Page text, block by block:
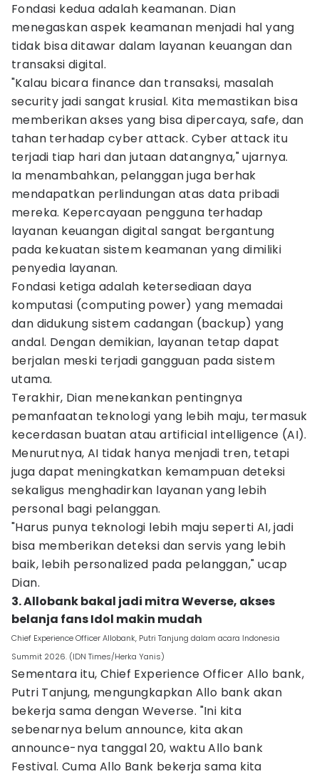
Fondasi kedua adalah keamanan. Dian
menegaskan aspek keamanan menjadi hal yang
tidak bisa ditawar dalam layanan keuangan dan
transaksi digital.
"Kalau bicara finance dan transaksi, masalah
security jadi sangat krusial. Kita memastikan bisa
memberikan akses yang bisa dipercaya, safe, dan
tahan terhadap cyber attack. Cyber attack itu
terjadi tiap hari dan jutaan datangnya," ujarnya.
Ia menambahkan, pelanggan juga berhak
mendapatkan perlindungan atas data pribadi
mereka. Kepercayaan pengguna terhadap
layanan keuangan digital sangat bergantung
pada kekuatan sistem keamanan yang dimiliki
penyedia layanan.
Fondasi ketiga adalah ketersediaan daya
komputasi (computing power) yang memadai
dan didukung sistem cadangan (backup) yang
andal. Dengan demikian, layanan tetap dapat
berjalan meski terjadi gangguan pada sistem
utama.
Terakhir, Dian menekankan pentingnya
pemanfaatan teknologi yang lebih maju, termasuk
kecerdasan buatan atau artificial intelligence (AI).
Menurutnya, AI tidak hanya menjadi tren, tetapi
juga dapat meningkatkan kemampuan deteksi
sekaligus menghadirkan layanan yang lebih
personal bagi pelanggan.
"Harus punya teknologi lebih maju seperti AI, jadi
bisa memberikan deteksi dan servis yang lebih
baik, lebih personalized pada pelanggan," ucap
Dian.
3. Allobank bakal jadi mitra Weverse, akses
belanja fans Idol makin mudah
Chief Experience Officer Allobank, Putri Tanjung dalam acara Indonesia
Summit 2026. (IDN Times/Herka Yanis)
Sementara itu, Chief Experience Officer Allo bank,
Putri Tanjung, mengungkapkan Allo bank akan
bekerja sama dengan Weverse. "Ini kita
sebenarnya belum announce, kita akan
announce-nya tanggal 20, waktu Allo bank
Festival. Cuma Allo Bank bekerja sama kita